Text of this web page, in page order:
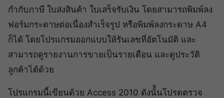
อบ
กำกับภาษี ใบส่งสินค้า ใบเสร็จรับเงิน โดยสามารถพิมพ์ลง
ฟอร์มกระดาษต่อเนื่องสำเร็จรูป หรือพิมพ์ลงกระดาษ A4
ก็ได้ โดยโปรแกรมออกแบบให้รันเลขที่อัตโนมัติ และ
สามารถดูรายงานการขายเป็นรายเดือน และดูประวัติ
ลูกค้าได้ด้วย
โปรแกรมนี้เขียนด้วย Access 2010 ดังนั้ันโปรดตรวจ